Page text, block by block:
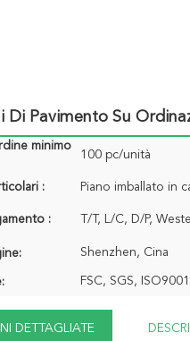
Di Pavimento Su
minimo
100 pc/unità
: Piano imballato in
: T/T, L/C, D/P,
Shenzhen, Cina
FSC, SGS, ISO9001
DETTAGLIATE